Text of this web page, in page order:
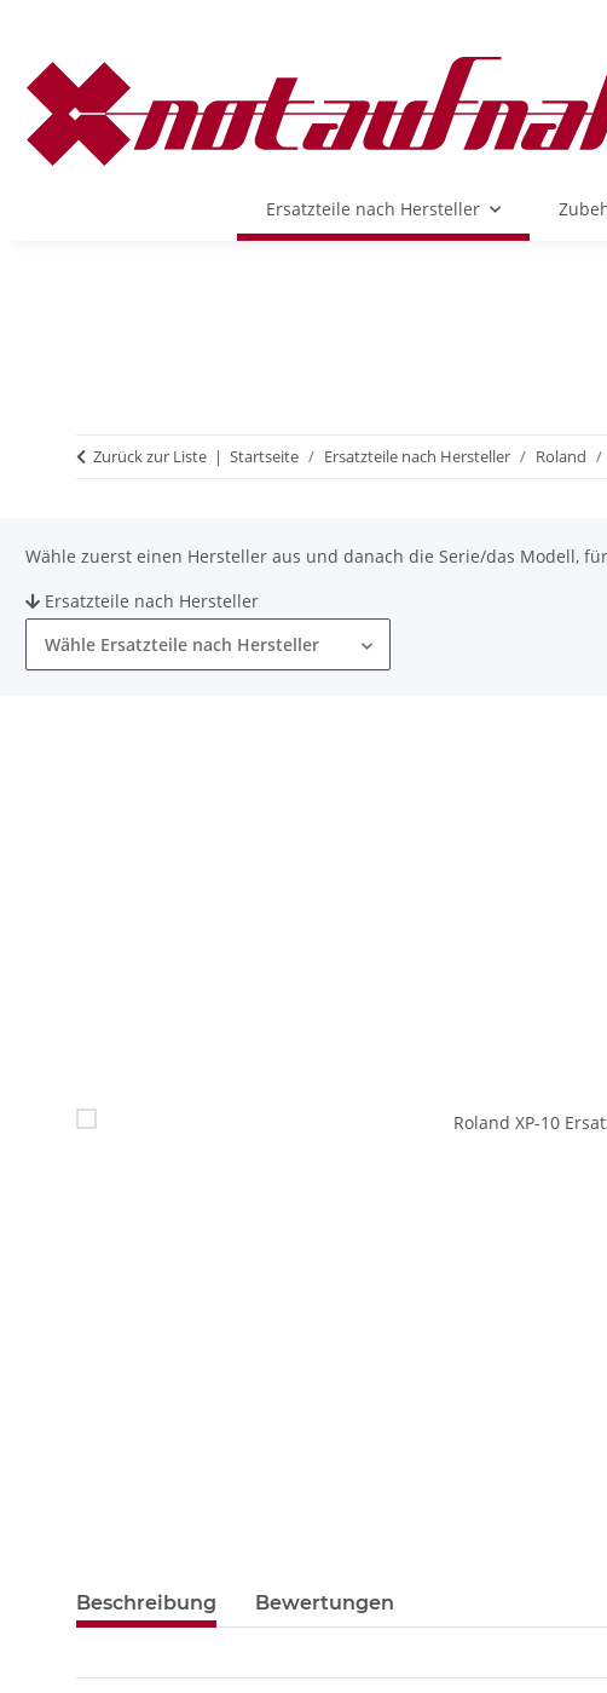
Ersatzteile nach Hersteller
Zurück zur Liste Startseite Ersatzteile nach Hersteller Roland
Wähle zuerst einen Hersteller aus und danach die Serie/das Modell,
Ersatzteile nach Hersteller
Wähle Ersatzteile nach Hersteller
Beschreibung Bewertungen